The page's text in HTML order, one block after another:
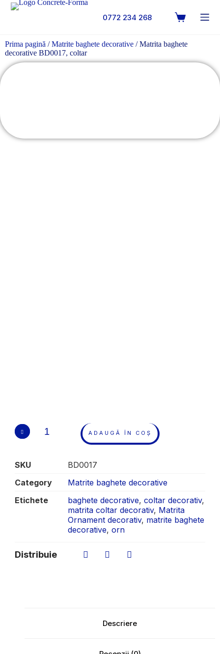
0772 234 268
Prima pagină /Matrite baghete decorative / Matrita baghete
decorative BD0017, coltar
ADAUGĂ ÎN COȘ
SKU
BD0017
Category
Matrite baghete decorative
Etichete
baghete decorative, coltar decorativ,
matrita coltar decorativ, Matrita
Ornament decorativ, matrite baghete
decorative, orn
Distribuie
Descriere